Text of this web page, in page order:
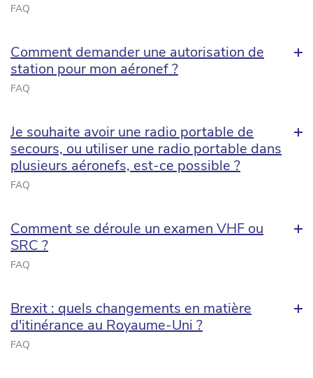
FAQ
Comment demander une autorisation de
station pour mon aéronef ?
FAQ
Je souhaite avoir une radio portable de
secours, ou utiliser une radio portable dans
plusieurs aéronefs, est-ce possible ?
FAQ
Comment se déroule un examen VHF ou
SRC ?
FAQ
Brexit : quels changements en matière
d'itinérance au Royaume-Uni ?
FAQ